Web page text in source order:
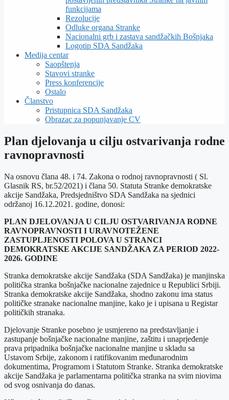
funkcijama
Rezolucije
Odluke organa Stranke
Nacionalni grb i zastava sandžačkih Bošnjaka
Logotip SDA Sandžaka
Medija centar
Saopštenja
Stavovi stranke
Press konferencije
Ostalo
Članstvo
Pristupnica SDA Sandžaka
Obrazac za popunjavanje CV
Plan djelovanja u cilju ostvarivanja rodne
ravnopravnosti
Na osnovu člana 48. i 74. Zakona o rodnoj ravnopravnosti ( Sl.
Glasnik RS, br.52/2021) i člana 50. Statuta Stranke demokratske
akcije Sandžaka, Predsjedništvo SDA Sandžaka na sjednici
održanoj 16.12.2021. godine, donosi:
PLAN DJELOVANJA U CILJU OSTVARIVANJA RODNE
RAVNOPRAVNOSTI I URAVNOTEŽENE
ZASTUPLJENOSTI POLOVA U STRANCI
DEMOKRATSKE AKCIJE SANDŽAKA ZA PERIOD 2022-
2026. GODINE
Stranka demokratske akcije Sandžaka (SDA Sandžaka) je manjinska
politička stranka bošnjačke nacionalne zajednice u Republici Srbiji.
Stranka demokratske akcije Sandžaka, shodno zakonu ima status
političke stranake nacionalne manjine, kako je i upisana u Registar
političkih stranaka.
Djelovanje Stranke posebno je usmjereno na predstavljanje i
zastupanje bošnjačke nacionalne manjine, zaštitu i unaprjeđenje
prava pripadnika bošnjačke nacionalne manjine u skladu sa
Ustavom Srbije, zakonom i ratifikovanim međunarodnim
dokumentima, Programom i Statutom Stranke. Stranka demokratske
akcije Sandžaka je parlamentarna politička stranka na svim niovima
od svog osnivanja do danas.